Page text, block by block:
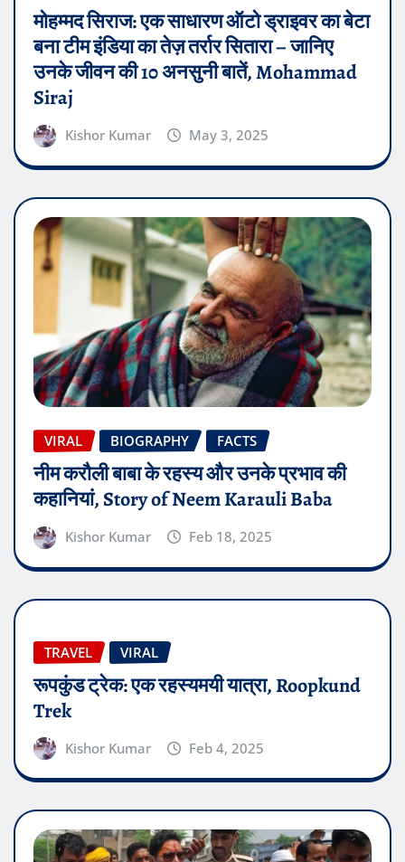
मोहम्मद सिराज: एक साधारण ऑटो ड्राइवर का बेटा
बना टीम इंडिया का तेज़ तर्रार सितारा – जानिए
उनके जीवन की 10 अनसुनी बातें, Mohammad
Siraj
Kishor Kumar May 3, 2025
VIRAL BIOGRAPHY FACTS
नीम करौली बाबा के रहस्य और उनके प्रभाव की
कहानियां, Story of Neem Karauli Baba
Kishor Kumar Feb 18, 2025
TRAVEL VIRAL
रूपकुंड ट्रेक: एक रहस्यमयी यात्रा, Roopkund
Trek
Kishor Kumar Feb 4, 2025